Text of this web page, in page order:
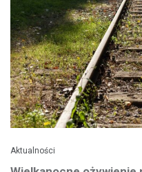
Aktualności